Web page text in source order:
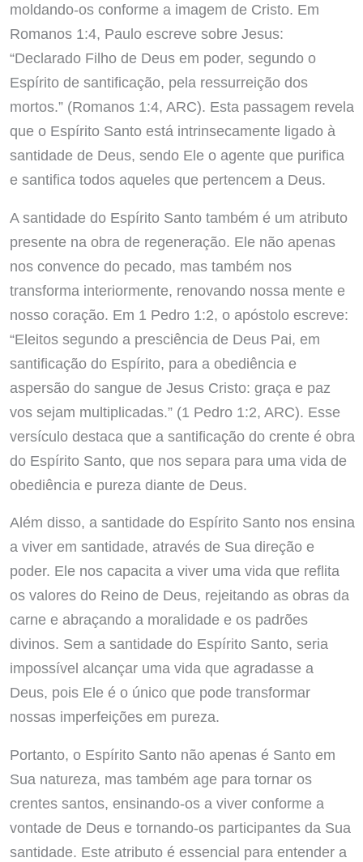
moldando-os conforme a imagem de Cristo. Em
Romanos 1:4, Paulo escreve sobre Jesus:
“Declarado Filho de Deus em poder, segundo o
Espírito de santificação, pela ressurreição dos
mortos.” (Romanos 1:4, ARC). Esta passagem revela
que o Espírito Santo está intrinsecamente ligado à
santidade de Deus, sendo Ele o agente que purifica
e santifica todos aqueles que pertencem a Deus.
A santidade do Espírito Santo também é um atributo
presente na obra de regeneração. Ele não apenas
nos convence do pecado, mas também nos
transforma interiormente, renovando nossa mente e
nosso coração. Em 1 Pedro 1:2, o apóstolo escreve:
“Eleitos segundo a presciência de Deus Pai, em
santificação do Espírito, para a obediência e
aspersão do sangue de Jesus Cristo: graça e paz
vos sejam multiplicadas.” (1 Pedro 1:2, ARC). Esse
versículo destaca que a santificação do crente é obra
do Espírito Santo, que nos separa para uma vida de
obediência e pureza diante de Deus.
Além disso, a santidade do Espírito Santo nos ensina
a viver em santidade, através de Sua direção e
poder. Ele nos capacita a viver uma vida que reflita
os valores do Reino de Deus, rejeitando as obras da
carne e abraçando a moralidade e os padrões
divinos. Sem a santidade do Espírito Santo, seria
impossível alcançar uma vida que agradasse a
Deus, pois Ele é o único que pode transformar
nossas imperfeições em pureza.
Portanto, o Espírito Santo não apenas é Santo em
Sua natureza, mas também age para tornar os
crentes santos, ensinando-os a viver conforme a
vontade de Deus e tornando-os participantes da Sua
santidade. Este atributo é essencial para entender a